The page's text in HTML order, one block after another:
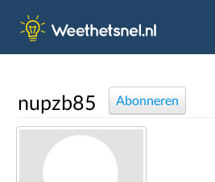
nupzb85 Abonneren